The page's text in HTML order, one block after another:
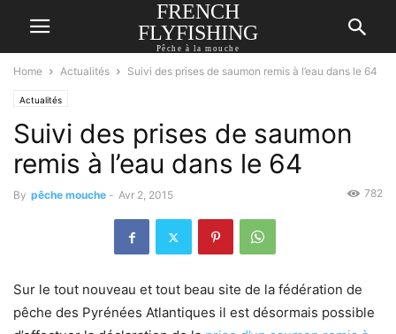
FRENCH
FLYFISHING
Pêche à la mouche
Home Actualités Suivi des prises de saumon remis à l’eau dans le 64
Actualités
Suivi des prises de saumon
remis à l’eau dans le 64
By pêche mouche - Avr 2, 2015 782
Sur le tout nouveau et tout beau site de la fédération de
pêche des Pyrénées Atlantiques il est désormais possible